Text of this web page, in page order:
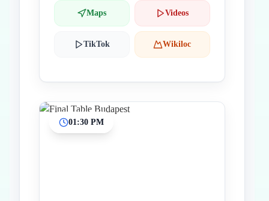
Maps Videos
TikTok Wikiloc
01:30 PM